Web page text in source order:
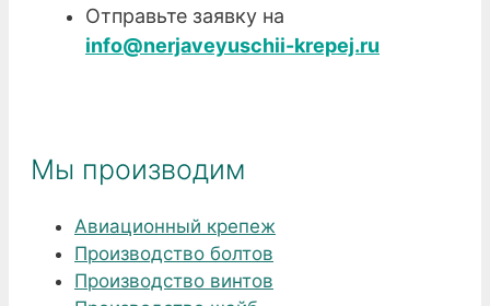
Отправьте заявку на
info@nerjaveyuschii-krepej.ru
Мы производим
Авиационный крепеж
Производство болтов
Производство винтов